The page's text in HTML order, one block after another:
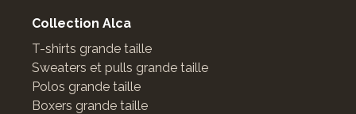
Collection Alca
T-shirts grande taille
Sweaters et pulls grande taille
Polos grande taille
Boxers grande taille